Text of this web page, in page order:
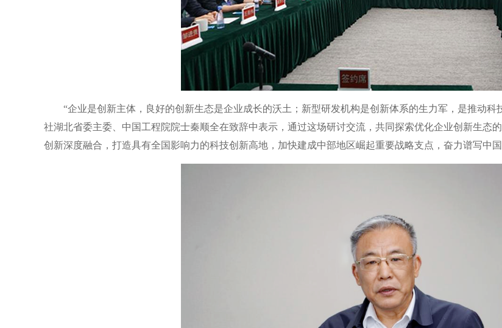
“企业是创新主体，良好的创新生态是企业成长的沃土；新型研发机构是创新体系的生力军，是推动
社湖北省委主委、中国工程院院士秦顺全在致辞中表示，通过这场研讨交流，共同探索优化企业创新生态
创新深度融合，打造具有全国影响力的科技创新高地，加快建成中部地区崛起重要战略支点，奋力谱写中